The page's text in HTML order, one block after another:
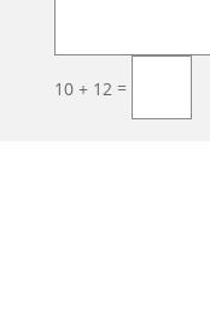
10 + 12 =